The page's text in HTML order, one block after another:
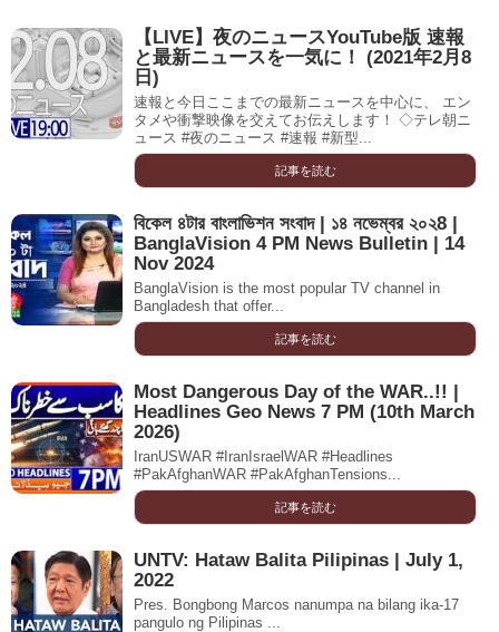
【LIVE】夜のニュースYouTube版 速報
と最新ニュースを一気に！ (2021年2月8
日)
速報と今日ここまでの最新ニュースを中心に、 エン
タメや衝撃映像を交えてお伝えします！ ◇テレ朝ニ
ュース #夜のニュース #速報 #新型...
記事を読む
বিকেল ৪টার বাংলাভিশন সংবাদ | ১৪ নভেম্বর ২০২8 |
BanglaVision 4 PM News Bulletin | 14
Nov 2024
BanglaVision is the most popular TV channel in
Bangladesh that offer...
記事を読む
Most Dangerous Day of the WAR..!! |
Headlines Geo News 7 PM (10th March
2026)
IranUSWAR #IranIsraelWAR #Headlines
#PakAfghanWAR #PakAfghanTensions...
記事を読む
UNTV: Hataw Balita Pilipinas | July 1,
2022
Pres. Bongbong Marcos nanumpa na bilang ika-17
pangulo ng Pilipinas ...